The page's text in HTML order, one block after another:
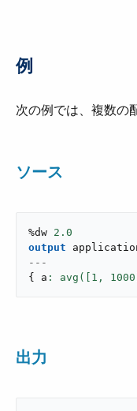
例
次の例では、複数の
ソース
%dw 2.0
output
---
{
a : avg([ 1 , 1000
出力